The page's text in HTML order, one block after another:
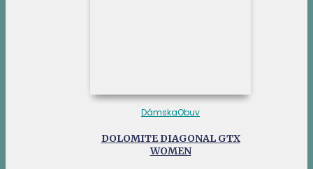
DámskaObuv
DOLOMITE DIAGONAL GTX
WOMEN